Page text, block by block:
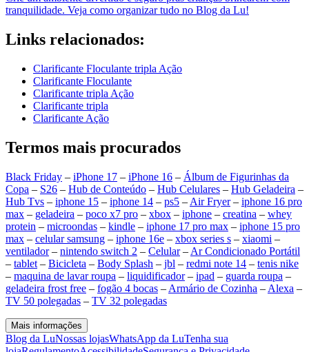
tranquilidade. Veja como organizar tudo no Blog da Lu!
Links relacionados:
Clarificante Floculante tripla Ação
Clarificante Floculante
Clarificante tripla Ação
Clarificante tripla
Clarificante Ação
Termos mais procurados
Black Friday – iPhone 17 – iPhone 16 – Álbum de Figurinhas da
Copa – S26 – Hub de Conteúdo – Hub Celulares – Hub Geladeira –
Hub Tvs – iphone 15 – iphone 14 – ps5 – Air Fryer– iphone 16 pro
max – geladeira – poco x7 pro – xbox – iphone – creatina – whey
protein – microondas – kindle – iphone 17 pro max – iphone 15 pro
max – celular samsung – iphone 16e – xbox series s – xiaomi –
ventilador– nintendo switch 2 – Celular– Ar Condicionado Portátil
– tablet – Bicicleta – Body Splash – jbl – redmi note 14 – tenis nike
– maquina de lavar roupa – liquidificador– ipad – guarda roupa –
geladeira frost free – fogão 4 bocas – Armário de Cozinha – Alexa –
TV 50 polegadas – TV 32 polegadas
Mais informações
Blog da LuNossas lojasWhatsApp da LuTenha sua